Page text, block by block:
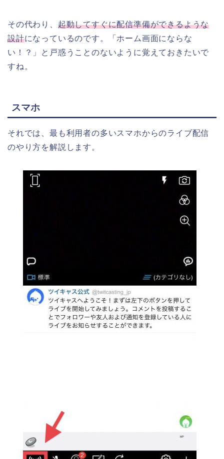
その代わり、 起動してすぐに配信準備ができるような
設計になっているのです。「ホーム画面にならな
い！？」と戸惑うことのないように覚えておきたいで
すね。
スマホ
それでは、最も利用者の多いスマホからのライブ配信
のやり方を解説します。